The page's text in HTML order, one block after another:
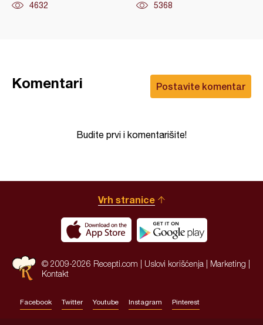
4632 5368
Postavite komentar
Komentari
Budite prvi i komentarišite!
Vrh stranice
© 2009-2026 Recepti.com | Uslovi korišćenja Marketing
Kontakt
Facebook Twitter Youtube Instagram Pinterest